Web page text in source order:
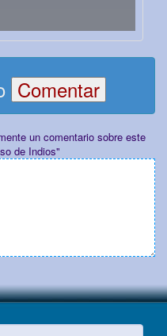
un comentario sobre este
de Indios"